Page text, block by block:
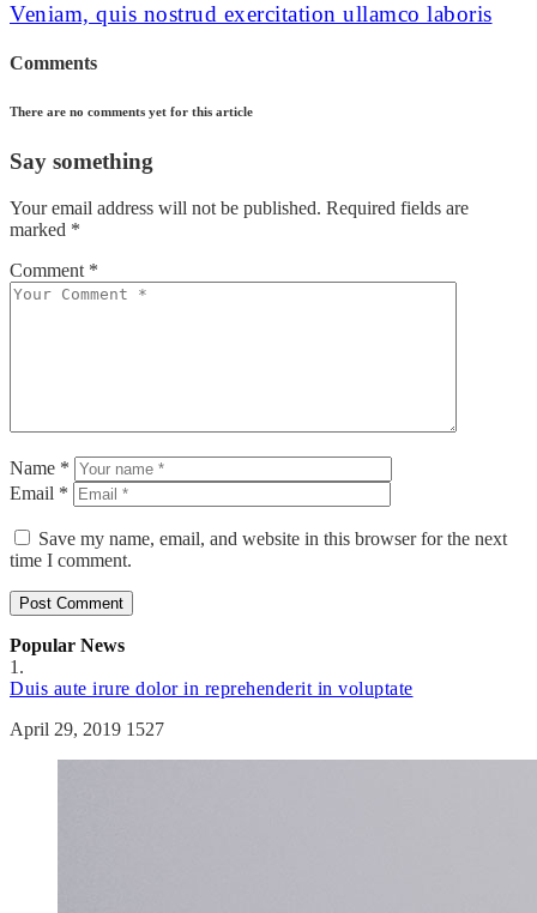
Veniam, quis nostrud exercitation ullamco laboris
Comments
There are no comments yet for this article
Say something
Your email address will not be published. Required fields are
marked *
Comment *
Name *
Email *
Save my name, email, and website in this browser for the next
time I comment.
Popular News
1.
Duis aute irure dolor in reprehenderit in voluptate
April 29, 2019 1527